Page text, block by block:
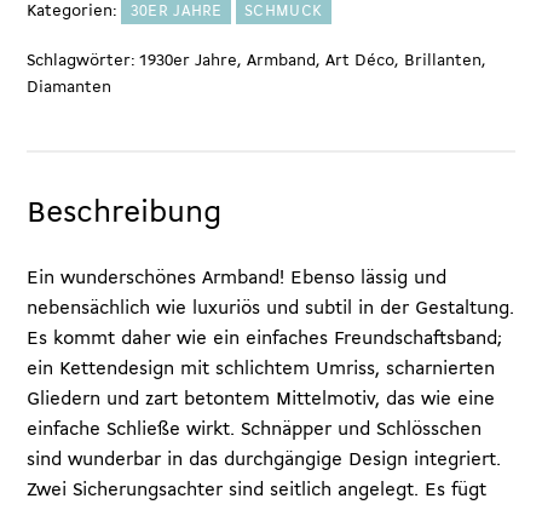
Menge
Kategorien: 30ER JAHRE SCHMUCK
Schlagwörter:1930er Jahre,Armband,Art Déco, Brillanten,
Diamanten
Beschreibung
Ein wunderschönes Armband! Ebenso lässig und
nebensächlich wie luxuriös und subtil in der Gestaltung.
Es kommt daher wie ein einfaches Freundschaftsband;
ein Kettendesign mit schlichtem Umriss, scharnierten
Gliedern und zart betontem Mittelmotiv, das wie eine
einfache Schließe wirkt. Schnäpper und Schlösschen
sind wunderbar in das durchgängige Design integriert.
Zwei Sicherungsachter sind seitlich angelegt. Es fügt